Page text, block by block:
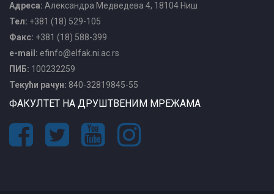
Адреса: Александра Медведева 4, 18104 Ниш
Тел: +381 (18) 529-105
Факс: +381 (18) 588-399
e-mail: efinfo@elfak.ni.ac.rs
ПИБ: 100232259
Текући рачун: 840-32819845-55
ФАКУЛТЕТ НА ДРУШТВЕНИМ МРЕЖАМА